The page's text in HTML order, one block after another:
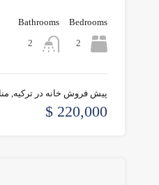
Bedrooms
2
Bathrooms
2
پیش فروش خانه در ترکیه,
220,000 $